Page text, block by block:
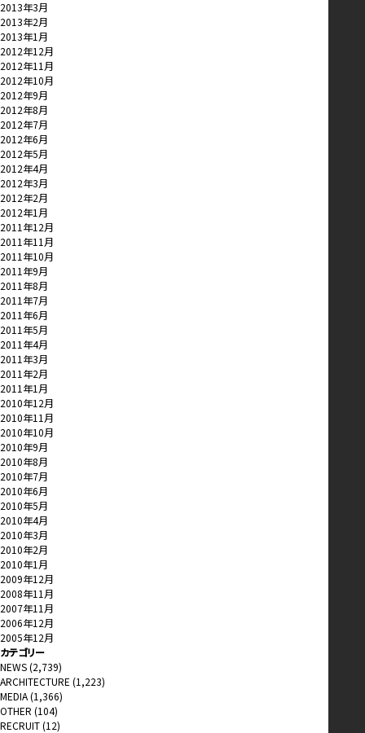
2013年3月
2013年2月
2013年1月
2012年12月
2012年11月
2012年10月
2012年9月
2012年8月
2012年7月
2012年6月
2012年5月
2012年4月
2012年3月
2012年2月
2012年1月
2011年12月
2011年11月
2011年10月
2011年9月
2011年8月
2011年7月
2011年6月
2011年5月
2011年4月
2011年3月
2011年2月
2011年1月
2010年12月
2010年11月
2010年10月
2010年9月
2010年8月
2010年7月
2010年6月
2010年5月
2010年4月
2010年3月
2010年2月
2010年1月
2009年12月
2008年11月
2007年11月
2006年12月
2005年12月
カテゴリー
NEWS(2,739)
ARCHITECTURE (1,223)
MEDIA(1,366)
OTHER (104)
RECRUIT(12)